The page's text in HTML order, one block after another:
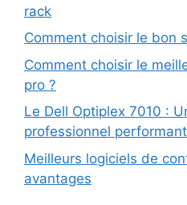
rack
Comment choisir le bon
Comment choisir le
pro ?
Le Dell Optiplex 7010 :
professionnel performant
Meilleurs logiciels de
avantages